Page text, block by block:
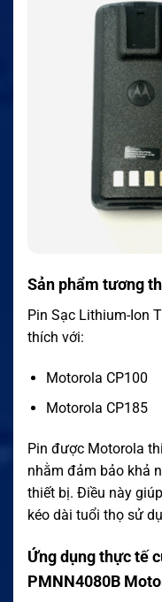
Sản phẩm tương
Pin Sạc Lithium-Ion
thích với:
Motorola CP100
Motorola CP185
Pin được Motorola
nhằm đảm bảo khả
thiết bị. Điều này
kéo dài tuổi thọ sử
Ứng dụng thực tế
PMNN4080B